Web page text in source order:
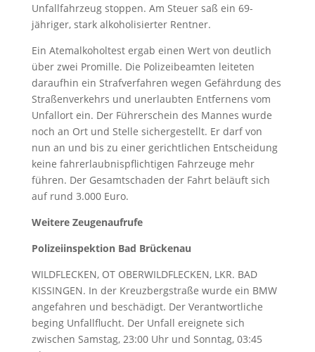
Unfallfahrzeug stoppen. Am Steuer saß ein 69-
jähriger, stark alkoholisierter Rentner.
Ein Atemalkoholtest ergab einen Wert von deutlich
über zwei Promille. Die Polizeibeamten leiteten
daraufhin ein Strafverfahren wegen Gefährdung des
Straßenverkehrs und unerlaubten Entfernens vom
Unfallort ein. Der Führerschein des Mannes wurde
noch an Ort und Stelle sichergestellt. Er darf von
nun an und bis zu einer gerichtlichen Entscheidung
keine fahrerlaubnispflichtigen Fahrzeuge mehr
führen. Der Gesamtschaden der Fahrt beläuft sich
auf rund 3.000 Euro.
Weitere Zeugenaufrufe
Polizeiinspektion Bad Brückenau
WILDFLECKEN, OT OBERWILDFLECKEN, LKR. BAD
KISSINGEN. In der Kreuzbergstraße wurde ein BMW
angefahren und beschädigt. Der Verantwortliche
beging Unfallflucht. Der Unfall ereignete sich
zwischen Samstag, 23:00 Uhr und Sonntag, 03:45